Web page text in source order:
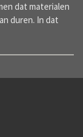
dat materialen
duren. In dat